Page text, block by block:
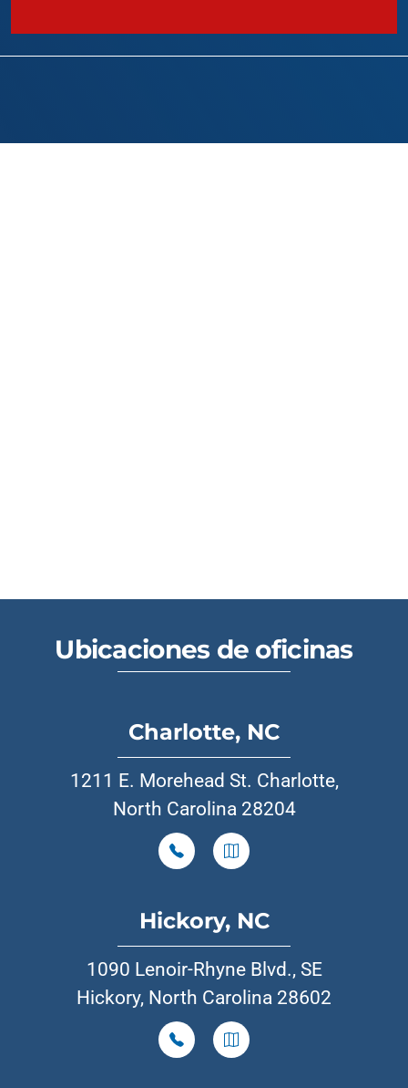
Ubicaciones de oficinas
Charlotte, NC
1211 E. Morehead St. Charlotte,
North Carolina 28204
Hickory, NC
1090 Lenoir-Rhyne Blvd., SE
Hickory, North Carolina 28602